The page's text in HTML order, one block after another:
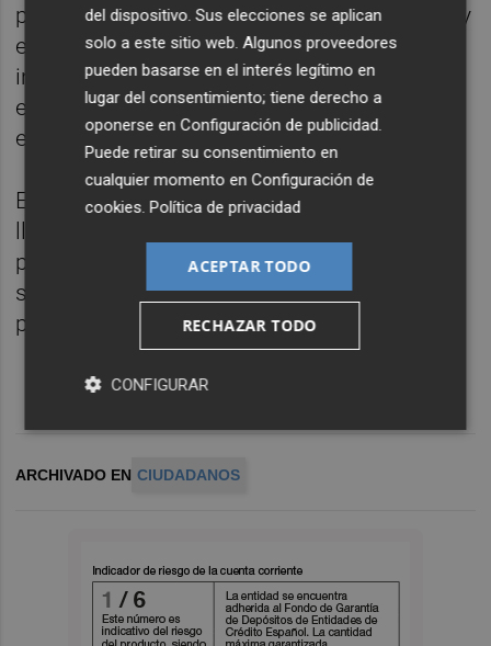
presentamos una propuesta para fijar por ley
el tiempo máximo de espera para
intervención quirúrgica y para atención
especializada, sin embargo el Botànic votó
en contra”.
En definitiva, en opinión de la portavoz
palabras. Cinco años después del Botànic la
sanidad valenciana y castellonense ha
pasado de Guatemala a Guatepeor".
ARCHIVADO EN CIUDADANOS
del dispositivo. Sus elecciones se aplican
solo a este sitio web. Algunos proveedores
pueden basarse en el interés legítimo en
lugar del consentimiento; tiene derecho a
oponerse enConfiguración de publicidad
Puede retirar su consentimiento en
cualquier momento enConfiguración de
cookies .Política de privacidad
ACEPTAR TODO
RECHAZAR TODO
CONFIGURAR